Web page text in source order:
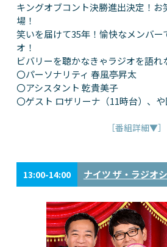
キングオブコント決勝進出決定！お
場！
笑いを届けて35年！愉快なメンバー
オ！
ビバリーを聴かなきゃラジオを語れ
〇パーソナリティ 春風亭昇太
〇アシスタント 乾貴美子
〇ゲスト ロザリーナ（11時台）、や
［番組詳細▼］
13:00-14:00 ナイツ ザ・ラジオ